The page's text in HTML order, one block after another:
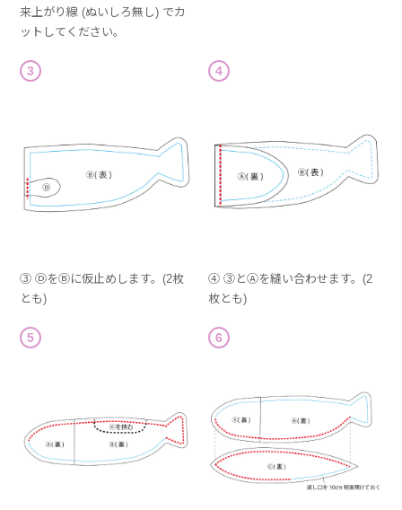
来上がり線 (ぬいしろ無し) でカ
ットしてください。
3
③ ⒹをⒷに仮止めします。(2枚
とも)
4
④ ③とⒶを縫い合わせます。(2
枚とも)
5 6